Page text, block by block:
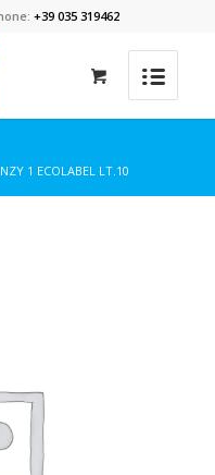
+39 035 319462
1 ECOLABEL LT.10